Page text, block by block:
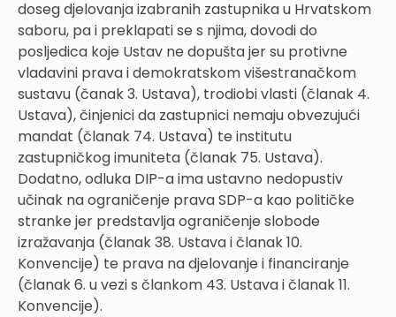
doseg djelovanja izabranih zastupnika u Hrvatskom
saboru, pa i preklapati se s njima, dovodi do
posljedica koje Ustav ne dopušta jer su protivne
vladavini prava i demokratskom višestranačkom
sustavu (čanak 3. Ustava), trodiobi vlasti (članak 4.
Ustava), činjenici da zastupnici nemaju obvezujući
mandat (članak 74. Ustava) te institutu
zastupničkog imuniteta (članak 75. Ustava).
Dodatno, odluka DIP-a ima ustavno nedopustiv
učinak na ograničenje prava SDP-a kao političke
stranke jer predstavlja ograničenje slobode
izražavanja (članak 38. Ustava i članak 10.
Konvencije) te prava na djelovanje i financiranje
(članak 6. u vezi s člankom 43. Ustava i članak 11.
Konvencije).